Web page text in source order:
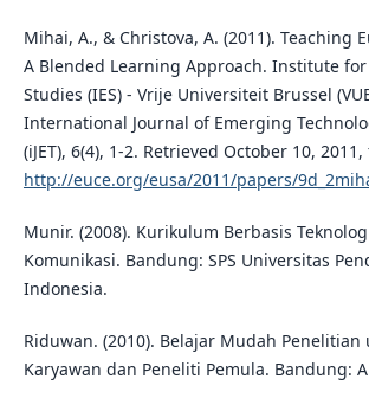
Mihai, A., & Christova, A. (2011). Teaching
A Blended Learning Approach. Institute
Studies (IES) - Vrije Universiteit Brussel
International Journal of Emerging
(iJET), 6(4), 1-2. Retrieved October 10,
http://euce.org/eusa/2011/papers/
Munir. (2008). Kurikulum Berbasis
Komunikasi. Bandung: SPS Universitas
Indonesia.
Riduwan. (2010). Belajar Mudah Penelitian
Karyawan dan Peneliti Pemula. Bandung: